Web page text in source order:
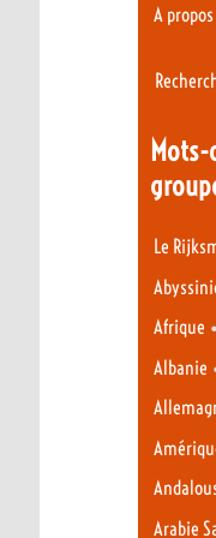
A propos
Le
Afrique •
Albanie
Arabie